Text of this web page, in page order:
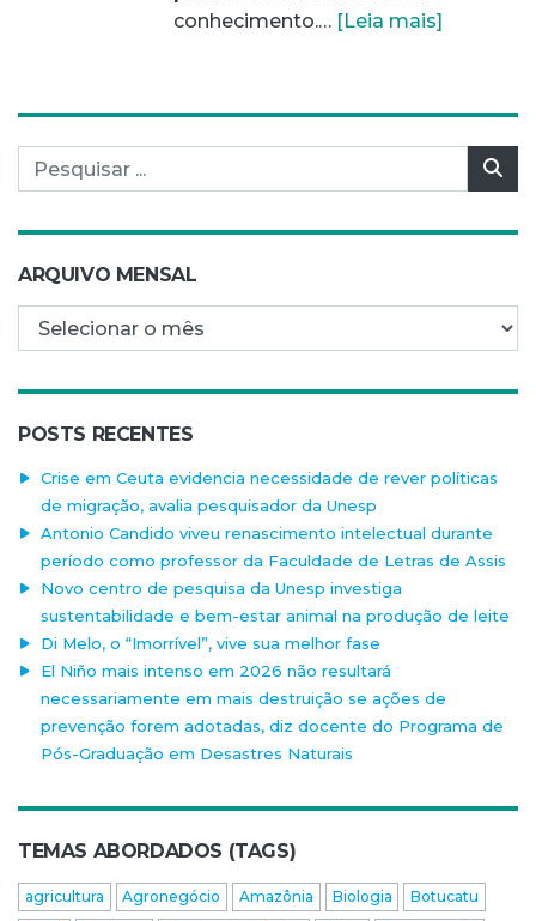
conhecimento.… [Leia mais]
Pesquisar por:
ARQUIVO MENSAL
Arquivo mensal
POSTS RECENTES
Crise em Ceuta evidencia necessidade de rever políticas
de migração, avalia pesquisador da Unesp
Antonio Candido viveu renascimento intelectual durante
período como professor da Faculdade de Letras de Assis
Novo centro de pesquisa da Unesp investiga
sustentabilidade e bem-estar animal na produção de leite
Di Melo, o “Imorrível”, vive sua melhor fase
El Niño mais intenso em 2026 não resultará
necessariamente em mais destruição se ações de
prevenção forem adotadas, diz docente do Programa de
Pós-Graduação em Desastres Naturais
TEMAS ABORDADOS (TAGS)
agricultura Agronegócio Amazônia Biologia
Botucatu